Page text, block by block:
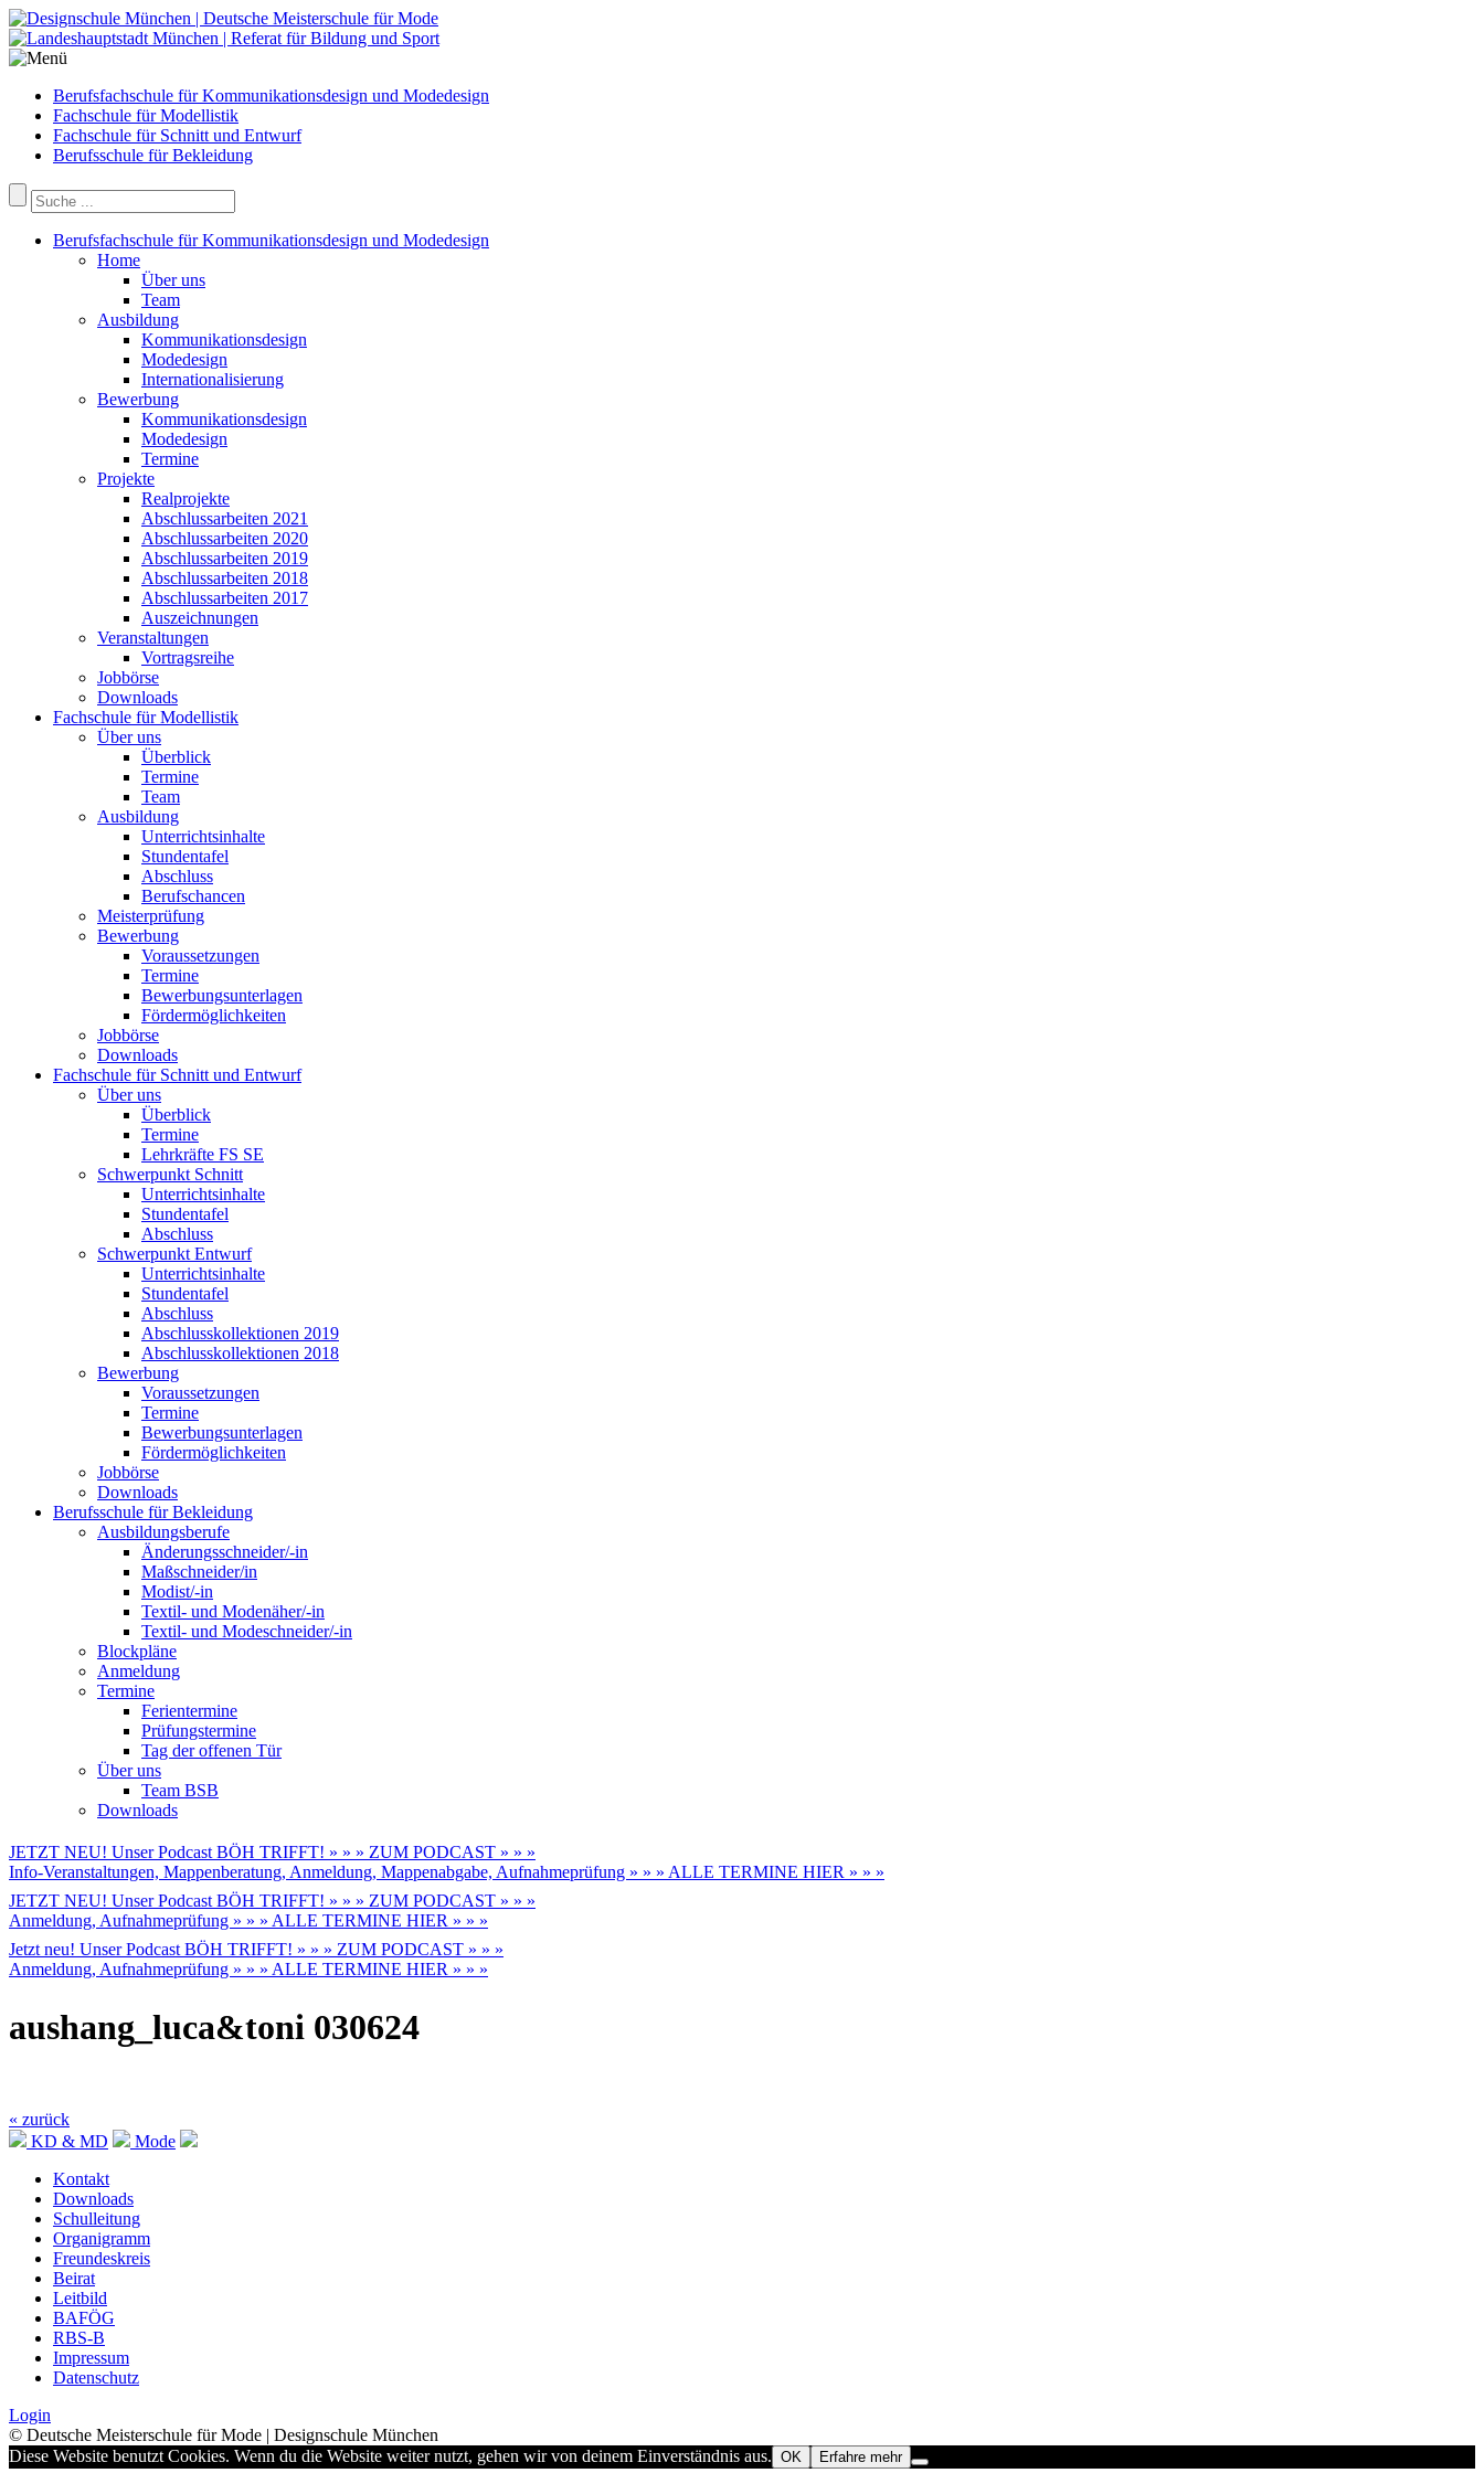
Berufsfachschule für Kommunikationsdesign und Modedesign
Fachschule für Modellistik
Fachschule für Schnitt und Entwurf
Berufsschule für Bekleidung
Berufsfachschule für Kommunikationsdesign und Modedesign
Home
Über uns
Team
Ausbildung
Kommunikationsdesign
Modedesign
Internationalisierung
Bewerbung
Kommunikationsdesign
Modedesign
Termine
Projekte
Realprojekte
Abschlussarbeiten 2021
Abschlussarbeiten 2020
Abschlussarbeiten 2019
Abschlussarbeiten 2018
Abschlussarbeiten 2017
Auszeichnungen
Veranstaltungen
Vortragsreihe
Jobbörse
Downloads
Fachschule für Modellistik
Über uns
Überblick
Termine
Team
Ausbildung
Unterrichtsinhalte
Stundentafel
Abschluss
Berufschancen
Meisterprüfung
Bewerbung
Voraussetzungen
Termine
Bewerbungsunterlagen
Fördermöglichkeiten
Jobbörse
Downloads
Fachschule für Schnitt und Entwurf
Über uns
Überblick
Termine
Lehrkräfte FS SE
Schwerpunkt Schnitt
Unterrichtsinhalte
Stundentafel
Abschluss
Schwerpunkt Entwurf
Unterrichtsinhalte
Stundentafel
Abschluss
Abschlusskollektionen 2019
Abschlusskollektionen 2018
Bewerbung
Voraussetzungen
Termine
Bewerbungsunterlagen
Fördermöglichkeiten
Jobbörse
Downloads
Berufsschule für Bekleidung
Ausbildungsberufe
Änderungsschneider/-in
Maßschneider/in
Modist/-in
Textil- und Modenäher/-in
Textil- und Modeschneider/-in
Blockpläne
Anmeldung
Termine
Ferientermine
Prüfungstermine
Tag der offenen Tür
Über uns
Team BSB
Downloads
JETZT NEU! Unser Podcast BÖH TRIFFT! » » » ZUM PODCAST » » »
Info-Veranstaltungen, Mappenberatung, Anmeldung, Mappenabgabe, Aufnahmeprüfung » » » ALLE TERMINE HIER » » »
JETZT NEU! Unser Podcast BÖH TRIFFT! » » » ZUM PODCAST » » »
Anmeldung, Aufnahmeprüfung » » » ALLE TERMINE HIER » » »
Jetzt neu! Unser Podcast BÖH TRIFFT! » » » ZUM PODCAST » » »
Anmeldung, Aufnahmeprüfung » » » ALLE TERMINE HIER » » »
aushang_luca&toni 030624
« zurück
KD & MD
Mode
Kontakt
Downloads
Schulleitung
Organigramm
Freundeskreis
Beirat
Leitbild
BAFÖG
RBS-B
Impressum
Datenschutz
Login
© Deutsche Meisterschule für Mode | Designschule München
Diese Website benutzt Cookies. Wenn du die Website weiter nutzt, gehen wir von deinem Einverständnis aus. OK Erfahre mehr